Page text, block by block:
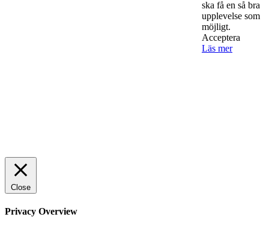
Sälj utan rädsla – Michels väg till trygg och
Rätt leverantör – viktigare än du tror
ska få en så bra
upplevelse som
möjligt.
Acceptera
Läs mer
Close
Privacy Overview